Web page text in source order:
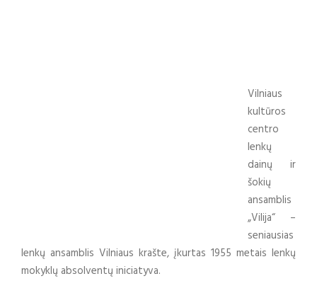
Vilniaus
kultūros
centro
lenkų
dainų ir
šokių
ansamblis
„Vilija“ –
seniausias
lenkų ansamblis Vilniaus krašte, įkurtas 1955 metais lenkų
mokyklų absolventų iniciatyva.